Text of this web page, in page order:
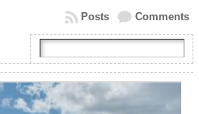
Comments
Posts